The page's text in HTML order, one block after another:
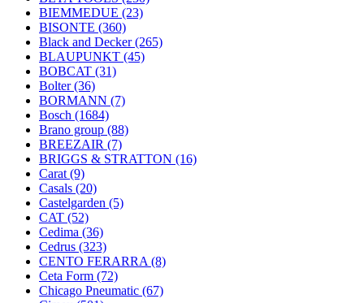
BIEMMEDUE (23)
BISONTE (360)
Black and Decker(265)
BLAUPUNKT (45)
BOBCAT (31)
Bolter(36)
BORMANN (7)
Bosch (1684)
Brano group (88)
BREEZAIR (7)
BRIGGS & STRATTON (16)
Carat (9)
Casals (20)
Castelgarden (5)
CAT (52)
Cedima (36)
Cedrus (323)
CENTO FERARRA (8)
Ceta Form (72)
Chicago Pneumatic (67)